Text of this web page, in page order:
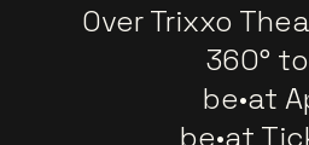
Over Trixxo
360°
be•at
be•at